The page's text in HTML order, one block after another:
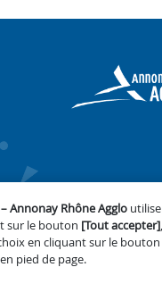
Annonay Rhône Agglo
sur le bouton [Tout accepter]
en cliquant sur le bouton
pied de page.